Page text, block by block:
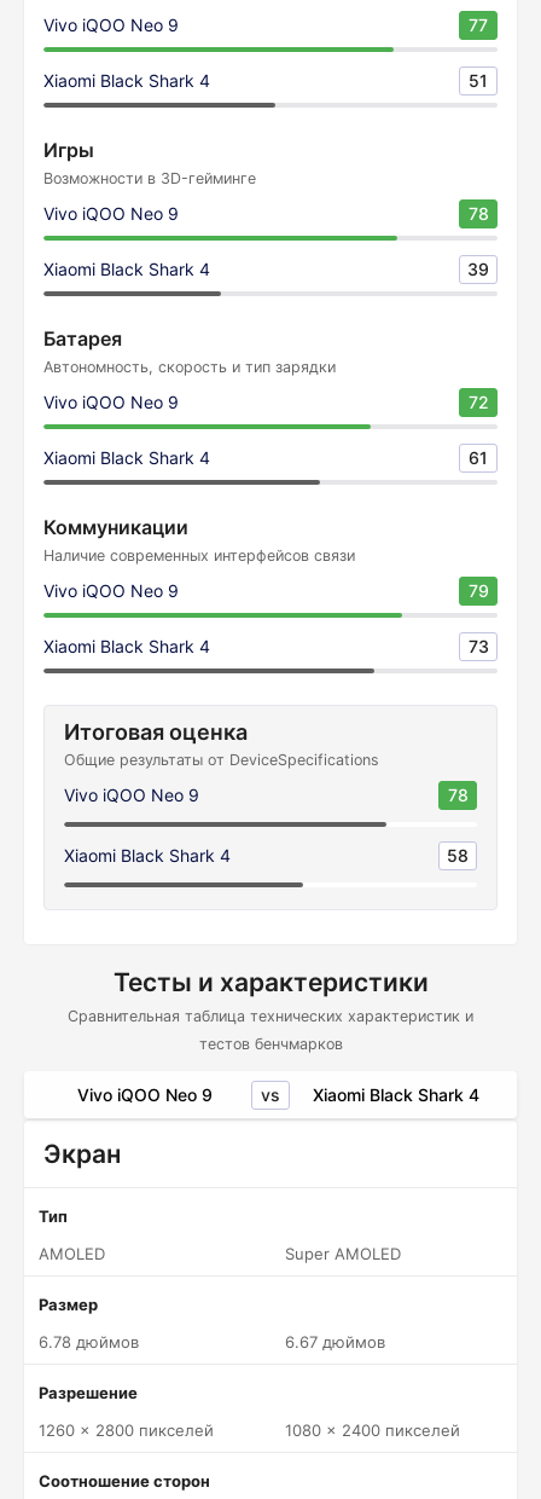
Vivo iQOO Neo 9 77
Xiaomi Black Shark 4 51
Игры
Возможности в 3D-гейминге
Vivo iQOO Neo 9 78
Xiaomi Black Shark 4 39
Батарея
Автономность, скорость и тип зарядки
Vivo iQOO Neo 9 72
Xiaomi Black Shark 4 61
Коммуникации
Наличие современных интерфейсов связи
Vivo iQOO Neo 9 79
Xiaomi Black Shark 4 73
Итоговая оценка
Общие результаты от DeviceSpecifications
Vivo iQOO Neo 9 78
Xiaomi Black Shark 4 58
Тесты и характеристики
Сравнительная таблица технических характеристик и
тестов бенчмарков
Vivo iQOO Neo 9 vs Xiaomi Black Shark 4
Экран
Тип
AMOLED
Super AMOLED
Размер
6.78 дюймов
6.67 дюймов
Разрешение
1260 x 2800 пикселей
1080 x 2400 пикселей
Соотношение сторон